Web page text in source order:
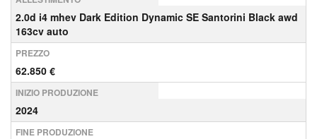
2.0d i4 mhev Dark Edition Dynamic SE Santorini Black awd
163cv auto
PREZZO
62.850 €
INIZIO PRODUZIONE
2024
FINE PRODUZIONE